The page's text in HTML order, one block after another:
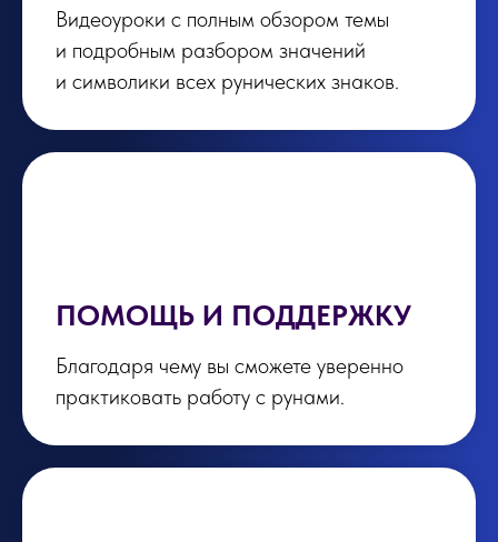
Видеоуроки с полным обзором темы
и подробным разбором значений
и символики всех рунических знаков.
ПОМОЩЬ И ПОДДЕРЖКУ
Благодаря чему вы сможете уверенно
практиковать работу с рунами.